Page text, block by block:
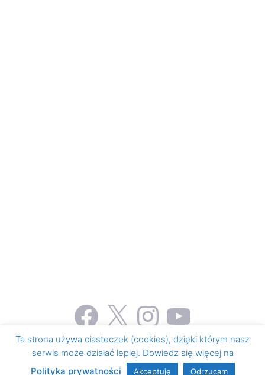
Facebook
X InstagramYouTube
© 2026 Honorowe krwiodawstwo i krwiolecznictwo
Zbudowany z
GeneratePress
Ta strona używa ciasteczek (cookies), dzięki którym nasz
serwis może działać lepiej. Dowiedz się więcej na
Polityka prywatności
Akceptuję Odrzucam